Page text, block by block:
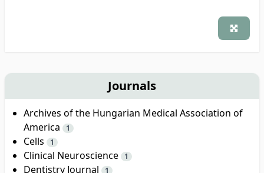
Journals
Archives of the Hungarian Medical Association of
America
1
Cells 1
Clinical Neuroscience 1
Dentistry Journal 1